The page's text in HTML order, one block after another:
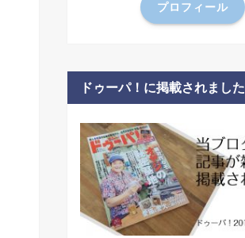
プロフィール
ドゥーパ！に掲載されました